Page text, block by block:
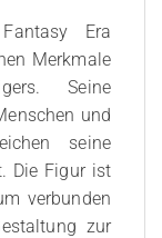
Era
Merkmale
Seine
und
seine
Die Figur ist
verbunden
zur